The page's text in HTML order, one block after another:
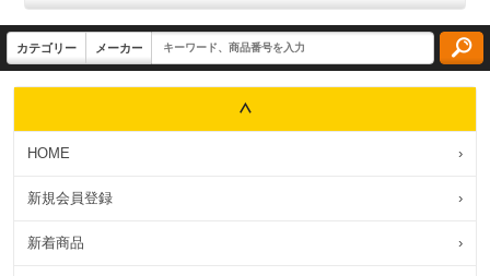
HOME ›
新規会員登録 ›
新着商品 ›